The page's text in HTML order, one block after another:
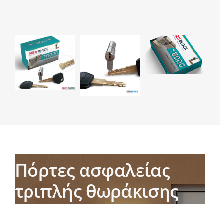
Πόρτες ασφαλείας
τριπλής θωράκισης